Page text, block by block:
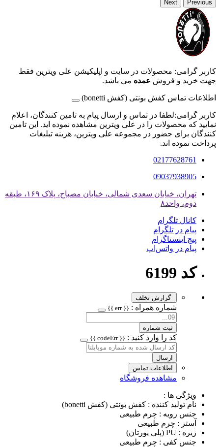
Previous
Next
کاربر گرامی: محصولات در سایت و اپلیکیشن علی ویترین فقط
جهت خرید و فروش عمده می باشد.
اطلاعات تماس کفش بونتی (کفش bonetti)
کاربر گرامی:لطفا در تماس و ارسال پیام به تامین کنندگان، اعلام
نمایید که محصولات را در علی ویترین مشاهده نموده اید. این تامین
کنندگان برای حضور در مجموعه علی ویترین، هزینه تبلیغات
پرداخت نموده اند.
02177628761
09037938905
تهران، خیابان سعدی شمالی، خیابان مصباح، پلاک ۱۶۹، طبقه
دوم، واحد۸
کانال تلگرام
پیام در تلگرام
پیج اینستاگرام
پیام در واتس‌اپ
کد 6199
گزارش تخلف
شماره همراه : {{ err }}
ثبت شماره
کد را وارد کنید : {{ codeErr }}
ارسال
اطلاعات تماس
مشاهده فروشگاه
ویژگی ها :
نام تولید کننده : کفش بونتی (کفش bonetti)
جنس رویه : چرم طبیعی
آستر : چرم طبیعی
زیره : PU (پلی یورتان)
جنس کفی : چرم طبیعی